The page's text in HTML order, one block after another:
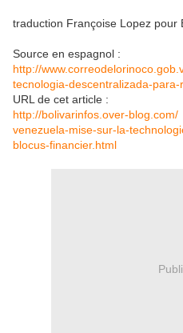
traduction Françoise Lopez pour
Source en espagnol :
http://
tecnologia-descentralizada-
URL de cet article :
http://bolivarinfos.over-
venezuela-mise-sur-la-
blocus-financier.html